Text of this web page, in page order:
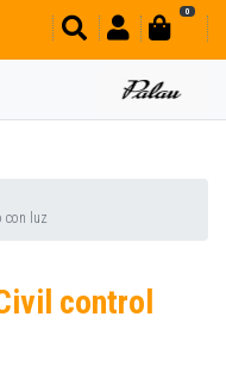
0
con luz
control